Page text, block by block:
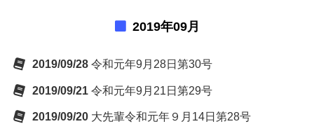
2019年09月
2019/09/28 令和元年9月28日第30号
2019/09/21 令和元年9月21日第29号
2019/09/20 大先輩令和元年９月14日第28号